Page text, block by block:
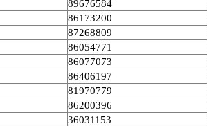
89676584
86173200
87268809
86054771
86077073
86406197
81970779
86200396
36031153